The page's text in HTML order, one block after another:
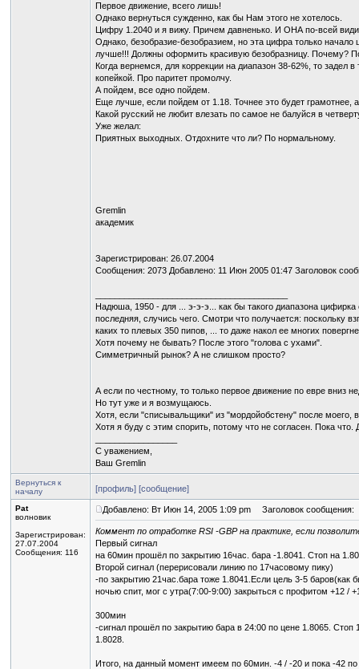
Первое движение, всего лишь!
Однако вернуться сужденно, как бы Нам этого не хотелось.
Цифру 1.2040 и я вижу. Причем давненько. И ОНА по-всей
Однако, безобразие-безобразием, но эта цифра только
лучше!!! Должны оформить красивую безобразницу. Почему?
Когда вернемся, для коррекции на диапазон 38-62%, то задел
копейкой. Про паритет промолчу.
А пойдем, все одно пойдем.
Еще лучше, если пойдем от 1.18. Точнее это будет грамотнее,
Какой русский не любит влезать по самое не балуйся в
Уже желал:
Приятных выходных. Отдохните что ли? По нормальному.
Gremlin
академик
Зарегистрирован: 26.07.2004
Сообщения: 2073 Добавлено: 11 Июн 2005 01:47 Заголовок
Надюша, 1950 - для ... э-э-э... как бы такого диапазона
последняя, случись чего. Смотри что получается: поскольку
каких то плевых 350 пипов, ... то даже накол ее многих
Хотя почему не бывать? После этого "голова с ухами".
Симметричный рынок? А не слишком просто?
А если по честному, то только первое движение по евре вниз
Но тут уже и я возмущаюсь.
Хотя, если "списывальщики" из "мордойобстену" после моего,
Хотя я буду с этим спорить, потому что не согласен. Пока что.
С уважением,
Ваш Gremlin
Вернуться к
началу
[профиль] [сообщение]
Pat
волновик
Зарегистрирован:
27.07.2004
Сообщения: 116
Добавлено: Вт Июн 14, 2005 1:09 pm Заголовок сообщения:
Коммент по отработке RSI -GBP на практике, если
Первый сигнал
на 60мин прошёл по закрытию 16час. бара -1.8041. Стоп на
Второй сигнал (перерисовали линию по 17часовому пику)
-по закрытию 21час.бара тоже 1.8041.Если цель 3-5 баров(как
ночью спит, мог с утра(7:00-9:00) закрыться с профитом +12 /
300мин
-сигнал прошёл по закрытию бара в 24:00 по цене 1.8065.
1.8028.
Итого, на данный момент имеем по 60мин. -4 / -20 и пока -42